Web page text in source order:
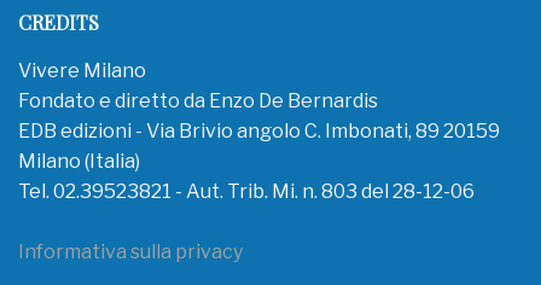
CREDITS
Vivere Milano
Fondato e diretto da Enzo De Bernardis
EDB edizioni - Via Brivio angolo C. Imbonati, 89 20159
Milano (Italia)
Tel. 02.39523821 - Aut. Trib. Mi. n. 803 del 28-12-06
Informativa sulla privacy